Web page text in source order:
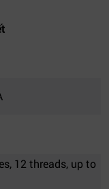
12 threads, up to